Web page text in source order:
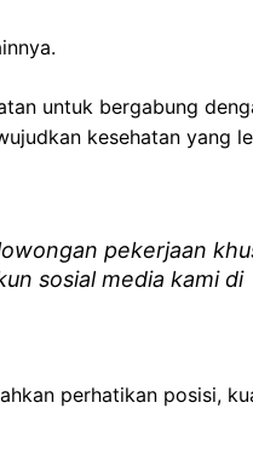
untuk bergabung
kesehatan yang
pekerjaan
sosial media kami di
perhatikan posisi,